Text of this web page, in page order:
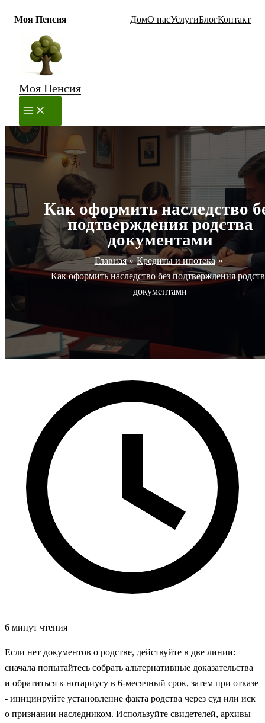
Моя Пенсия ДомО насУслугиБлогКонтакт
Перейти
содержимому
Моя Пенсия
MAIN
MENU
Как оформить наследство
подтверждения родства
документами
Главная
Кредиты и ипотека
Как оформить наследство без подтверждения
документами
6 минут чтения
Если нет документов о родстве, действуйте в две линии:
сначала попытайтесь собрать альтернативные доказательства
и обратиться к нотариусу в 6‑месячный срок, затем при отказе
- инициируйте установление факта родства через суд или иск
о признании наследником. Используйте свидетелей, архивы